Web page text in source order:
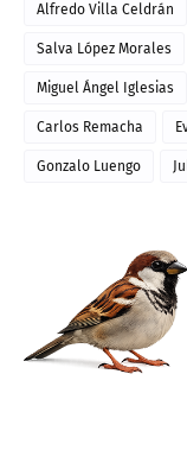
Alfredo Villa Celdrán
Salva López Morales
Miguel Ángel Iglesias
Carlos Remacha
Gonzalo Luengo